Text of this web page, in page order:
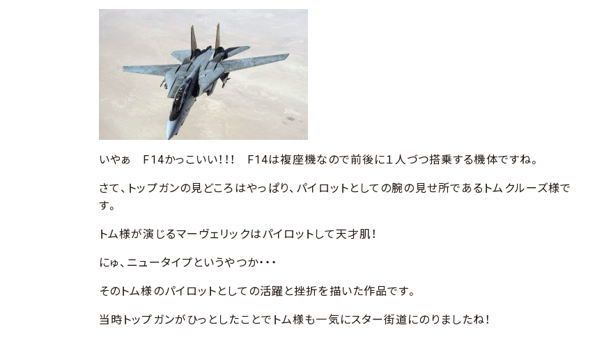
いやぁ F14かっこいい！！！ F14は複座機なので前後に１人づつ搭乗する機体ですね。
さて、トップガンの見どころはやっぱり、パイロットとしての腕の見せ所であるトムクルーズ様で
す。
トム様が演じるマーヴェリックはパイロットして天才肌！
にゅ、ニュータイプというやつか・・・
そのトム様のパイロットとしての活躍と挫折を描いた作品です。
当時トップガンがひっとしたことでトム様も一気にスター街道にのりましたね！